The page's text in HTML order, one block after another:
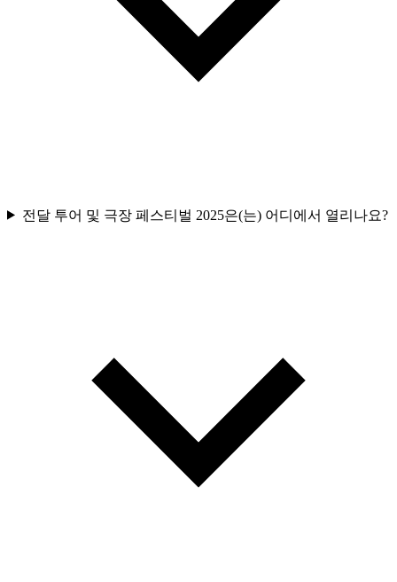
전달 투어 및 극장 페스티벌 2025은(는) 어디에서 열리나요?